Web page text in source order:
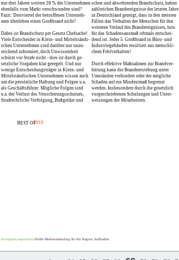
Anzeigenkompendium Prüfer Medienmarketing für die Region Südbaden
nur drei Jahren weitere 28 % der Unternehmen
ebenfalls vom Markt verschwunden sind?
Fazit: Dreiviertel der betroffenen Unterneh-
men überleben einen Großbrand nicht!
Dabei ist Brandschutz per Gesetz Chefsache!
Viele Entscheider in Klein- und Mittelständi-
schen Unternehmen sind darüber nur unzu-
reichend informiert, doch Unwissenheit
schützt vor Strafe nicht - dies ist durch ge-
setzliche Vorgaben klar geregelt. Und nur
wenige Entscheidungsträger in Klein- und
Mittelständischen Unternehmen wissen auch
um die persönliche Haftung und Folgen u.a.
als Geschäftsführer. Mögliche Folgen sind
u.a. der Verlust des Versicherungsschutzes,
Strafrechtliche Verfolgung, Bußgelder und
schen und abwehrenden Brandschutz, haben
zahlreichen Brandereignisse der letzten Jahre
in Deutschland gezeigt, dass in den meisten
Fällen das Verhalten der Menschen für den
weiteren Verlauf des Brandereignisses, bzw.
für das Schadensausmaß oftmals entschei-
dend ist. Jeder 5. Großbrand in Büro- und
Industriegebäuden resultiert aus menschli-
chem Fehlverhalten!
Durch effektive Maßnahmen zur Brandver-
hütung kann die Brandentstehung unter
Umständen verhindert oder der mögliche
Schaden auf ein Mindestmaß begrenzt
werden. Insbesondere durch die gesetzlich
vorgeschriebenen Schulungen und Unter-
weisungen der Mitarbeitern.
BEST OF2018